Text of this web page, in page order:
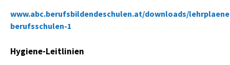
www.abc.berufsbildendeschulen.at/downloads/
berufsschulen-1
Hygiene-Leitlinien